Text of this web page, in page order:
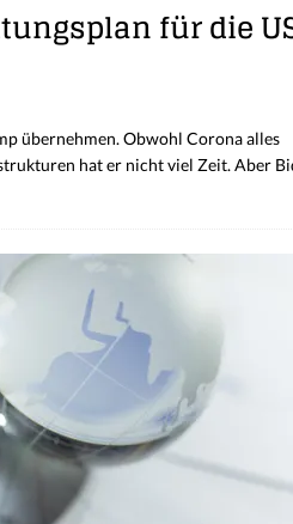
für die
übernehmen. Obwohl Corona alles
hat er nicht viel Zeit. Aber